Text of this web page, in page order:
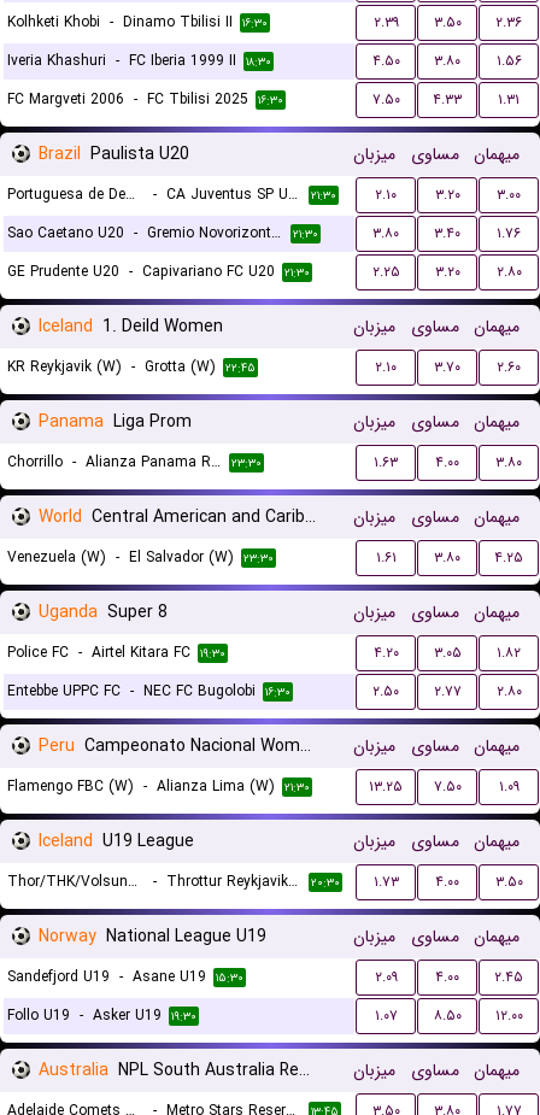
Kolhketi Khobi - Dinamo Tbilisi II ۱۶:۳۰ ۲.۳۹ ۳.۵۰
۲.۳۶
Iveria Khashuri - FC Iberia 1999 II ۱۸:۳۰ ۴.۵۰ ۳.۸۰
۱.۵۶
FC Margveti 2006 - FC Tbilisi 2025 ۱۶:۳۰ ۷.۵۰ ۴.۳۳ ۱.۳۱
Brazil Paulista U20 میزبان مساوی میهمان
Portuguesa de Desportos U20 - CA Juventus SP U20 ۲۱:۳۰ ۲.۱۰ ۳.۲۰
۳.۰۰
Sao Caetano U20 - Gremio Novorizontino U20 ۲۱:۳۰ ۳.۸۰ ۳.۴۰
۱.۷۶
GE Prudente U20 - Capivariano FC U20 ۲۱:۳۰ ۲.۲۵ ۳.۲۰ ۲.۸۰
Iceland 1. Deild Women میزبان مساوی میهمان
KR Reykjavik (W) - Grotta (W) ۲۲:۴۵ ۲.۱۰ ۳.۷۰ ۲.۶۰
Panama Liga Prom میزبان مساوی میهمان
Chorrillo - Alianza Panama Reserves ۲۳:۳۰ ۱.۶۳ ۴.۰۰ ۳.۸۰
World Central American and Caribbean Games Women میزبان مساوی میهمان
Venezuela (W) - El Salvador (W) ۲۳:۳۰ ۱.۶۱ ۳.۸۰ ۴.۲۵
Uganda Super 8 میزبان مساوی میهمان
Police FC - Airtel Kitara FC ۱۹:۳۰ ۴.۲۰ ۳.۰۵
۱.۸۲
Entebbe UPPC FC - NEC FC Bugolobi ۱۶:۳۰ ۲.۵۰ ۲.۷۷ ۲.۸۰
Peru Campeonato Nacional Women میزبان مساوی میهمان
Flamengo FBC (W) - Alianza Lima (W) ۲۱:۳۰ ۱۳.۲۵ ۷.۵۰ ۱.۰۹
Iceland U19 League میزبان مساوی میهمان
Thor/THK/Volsungur U19 - Throttur Reykjavik U19 ۲۰:۳۰ ۱.۷۳ ۴.۰۰ ۳.۵۰
Norway National League U19 میزبان مساوی میهمان
Sandefjord U19 - Asane U19 ۱۵:۳۰ ۲.۰۹ ۴.۰۰
۲.۴۵
Follo U19 - Asker U19 ۱۹:۳۰ ۱.۰۷ ۸.۵۰ ۱۲.۰۰
Australia NPL South Australia Reserves میزبان مساوی میهمان